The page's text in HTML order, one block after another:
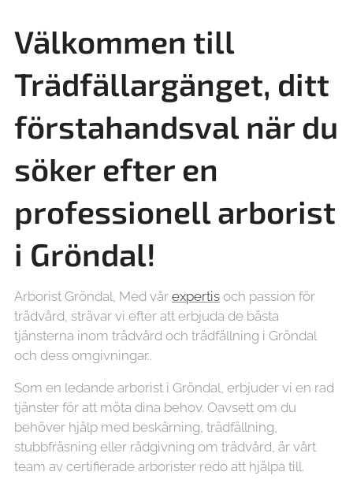
Välkommen till
Trädfällargänget, ditt
förstahandsval när du
söker efter en
professionell arborist
i Gröndal!
Arborist Gröndal, Med vår expertis och passion för
trädvård, strävar vi efter att erbjuda de bästa
tjänsterna inom trädvård och trädfällning i Gröndal
och dess omgivningar..
Som en ledande arborist i Gröndal, erbjuder vi en rad
tjänster för att möta dina behov. Oavsett om du
behöver hjälp med beskärning, trädfällning,
stubbfräsning eller rådgivning om trädvård, är vårt
team av certifierade arborister redo att hjälpa till.